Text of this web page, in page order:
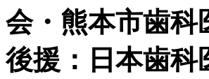
会・熊本市歯科
後援：日本歯科